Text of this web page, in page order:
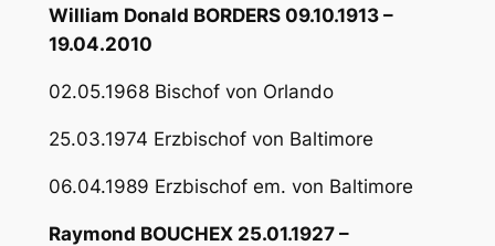
William Donald BORDERS 09.10.1913 –
19.04.2010
02.05.1968 Bischof von Orlando
25.03.1974 Erzbischof von Baltimore
06.04.1989 Erzbischof em. von Baltimore
Raymond BOUCHEX 25.01.1927 –